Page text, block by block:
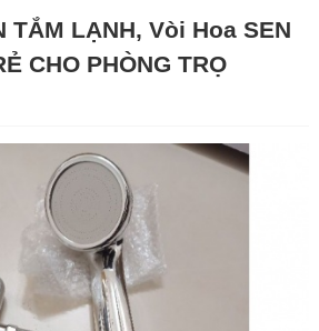
TẮM LẠNH, Vòi Hoa SEN
CHO PHÒNG TRỌ